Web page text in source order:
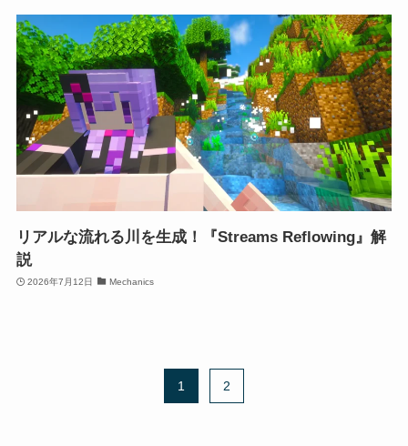
リアルな流れる川を生成！『Streams Reflowing』解
説
2026年7月12日 Mechanics
1 2